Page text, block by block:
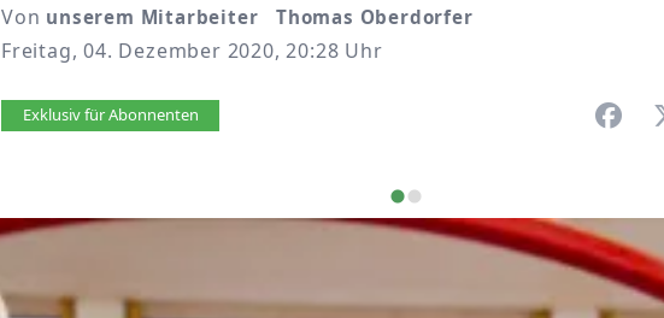
Von unserem Mitarbeiter Thomas Oberdorfer
Freitag, 04. Dezember 2020, 20:28 Uhr
Artikel vorlesen
Exklusiv für Abonnenten